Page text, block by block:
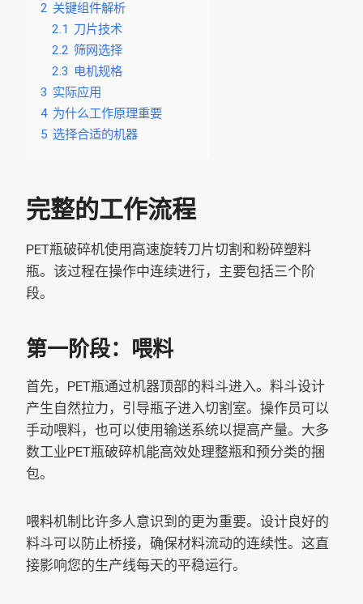
2 关键组件解析
2.1 刀片技术
2.2 筛网选择
2.3 电机规格
3 实际应用
4 为什么工作原理重要
5 选择合适的机器
完整的工作流程
PET瓶破碎机使用高速旋转刀片切割和粉碎塑料
瓶。该过程在操作中连续进行，主要包括三个阶
段。
第一阶段：喂料
首先，PET瓶通过机器顶部的料斗进入。料斗设计
产生自然拉力，引导瓶子进入切割室。操作员可以
手动喂料，也可以使用输送系统以提高产量。大多
数工业PET瓶破碎机能高效处理整瓶和预分类的捆
包。
喂料机制比许多人意识到的更为重要。设计良好的
料斗可以防止桥接，确保材料流动的连续性。这直
接影响您的生产线每天的平稳运行。